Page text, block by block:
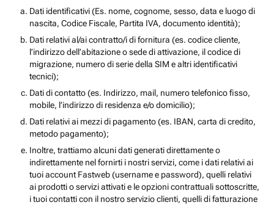
Dati identificativi (Es. nome, cognome, sesso, data e luogo di
nascita, Codice Fiscale, Partita IVA, documento identità);
Dati relativi al/ai contratto/i di fornitura (es. codice cliente,
l’indirizzo dell’abitazione o sede di attivazione, il codice di
migrazione, numero di serie della SIM e altri identificativi
tecnici);
Dati di contatto (es. Indirizzo, mail, numero telefonico fisso,
mobile, l’indirizzo di residenza e/o domicilio);
Dati relativi ai mezzi di pagamento (es. IBAN, carta di credito,
metodo pagamento);
Inoltre, trattiamo alcuni dati generati direttamente o
indirettamente nel fornirti i nostri servizi, come i dati relativi ai
tuoi account Fastweb (username e password), quelli relativi
ai prodotti o servizi attivati e le opzioni contrattuali sottoscritte,
i tuoi contatti con il nostro servizio clienti, quelli di fatturazione